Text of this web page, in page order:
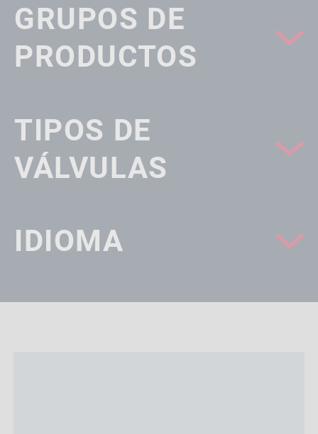
GRUPOS DE
PRODUCTOS
TIPOS DE
VÁLVULAS
IDIOMA